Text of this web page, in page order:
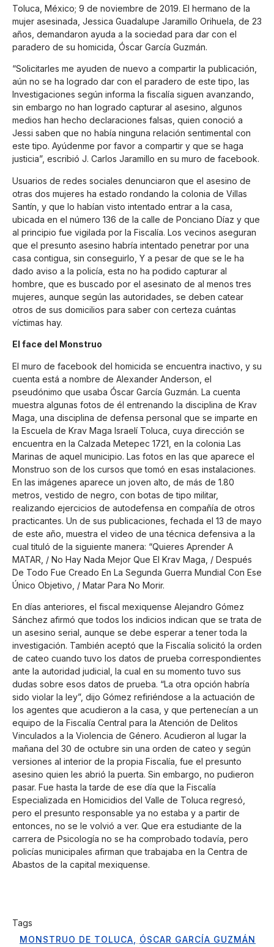
Toluca, México; 9 de noviembre de 2019. El hermano de la
mujer asesinada, Jessica Guadalupe Jaramillo Orihuela, de 23
años, demandaron ayuda a la sociedad para dar con el
paradero de su homicida, Óscar García Guzmán.
“Solicitarles me ayuden de nuevo a compartir la publicación,
aún no se ha logrado dar con el paradero de este tipo, las
Investigaciones según informa la fiscalía siguen avanzando,
sin embargo no han logrado capturar al asesino, algunos
medios han hecho declaraciones falsas, quien conoció a
Jessi saben que no había ninguna relación sentimental con
este tipo. Ayúdenme por favor a compartir y que se haga
justicia”, escribió J. Carlos Jaramillo en su muro de facebook.
Usuarios de redes sociales denunciaron que el asesino de
otras dos mujeres ha estado rondando la colonia de Villas
Santín, y que lo habían visto intentado entrar a la casa,
ubicada en el número 136 de la calle de Ponciano Díaz y que
al principio fue vigilada por la Fiscalía. Los vecinos aseguran
que el presunto asesino habría intentado penetrar por una
casa contigua, sin conseguirlo, Y a pesar de que se le ha
dado aviso a la policía, esta no ha podido capturar al
hombre, que es buscado por el asesinato de al menos tres
mujeres, aunque según las autoridades, se deben catear
otros de sus domicilios para saber con certeza cuántas
víctimas hay.
El face del Monstruo
El muro de facebook del homicida se encuentra inactivo, y su
cuenta está a nombre de Alexander Anderson, el
pseudónimo que usaba Óscar García Guzmán. La cuenta
muestra algunas fotos de él entrenando la disciplina de Krav
Maga, una disciplina de defensa personal que se imparte en
la Escuela de Krav Maga Israelí Toluca, cuya dirección se
encuentra en la Calzada Metepec 1721, en la colonia Las
Marinas de aquel municipio. Las fotos en las que aparece el
Monstruo son de los cursos que tomó en esas instalaciones.
En las imágenes aparece un joven alto, de más de 1.80
metros, vestido de negro, con botas de tipo militar,
realizando ejercicios de autodefensa en compañía de otros
practicantes. Un de sus publicaciones, fechada el 13 de mayo
de este año, muestra el video de una técnica defensiva a la
cual tituló de la siguiente manera: “Quieres Aprender A
MATAR, / No Hay Nada Mejor Que El Krav Maga, / Después
De Todo Fue Creado En La Segunda Guerra Mundial Con Ese
Único Objetivo, / Matar Para No Morir.
En días anteriores, el fiscal mexiquense Alejandro Gómez
Sánchez afirmó que todos los indicios indican que se trata de
un asesino serial, aunque se debe esperar a tener toda la
investigación. También aceptó que la Fiscalía solicitó la orden
de cateo cuando tuvo los datos de prueba correspondientes
ante la autoridad judicial, la cual en su momento tuvo sus
dudas sobre esos datos de prueba. “La otra opción habría
sido violar la ley”, dijo Gómez refiriéndose a la actuación de
los agentes que acudieron a la casa, y que pertenecían a un
equipo de la Fiscalía Central para la Atención de Delitos
Vinculados a la Violencia de Género. Acudieron al lugar la
mañana del 30 de octubre sin una orden de cateo y según
versiones al interior de la propia Fiscalía, fue el presunto
asesino quien les abrió la puerta. Sin embargo, no pudieron
pasar. Fue hasta la tarde de ese día que la Fiscalía
Especializada en Homicidios del Valle de Toluca regresó,
pero el presunto responsable ya no estaba y a partir de
entonces, no se le volvió a ver. Que era estudiante de la
carrera de Psicología no se ha comprobado todavía, pero
policías municipales afirman que trabajaba en la Centra de
Abastos de la capital mexiquense.
Tags
MONSTRUO DE TOLUCA
ÓSCAR GARCÍA GUZMÁN